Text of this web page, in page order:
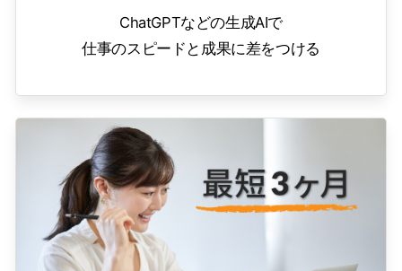
ChatGPTなどの生成AIで
仕事のスピードと成果に差をつける